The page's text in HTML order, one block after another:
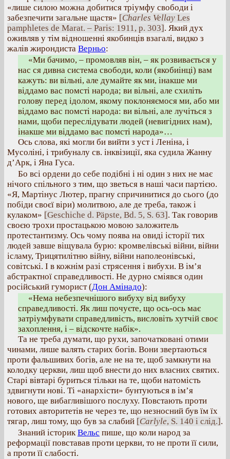
«лише силою можна добитися тріумфу свободи і
забезпечити загальне щастя» [Charles Vellay Les
pamphletes de Marat. – Paris: 1911, p. 303]. Який дух
оживляв у тім відношенні якобинців взагалі, видко з
жалів жирондиста Верньо:
«Ми бачимо, – промовляв він, – як розвивається у
нас ся дивна система свободи, коли (якобиінці) вам
кажуть: ви вільні, але думайте як ми, інакше ми
віддамо вас помсті народа; ви вільні, але схиліть
голову перед ідолом, якому поклоняємося ми, або ми
віддамо вас помсті народа: ви вільні, але лучіться з
нами, щоби переслідувати людей (невигідних нам),
інакше ми віддамо вас помсті народа»…
Ось слова, які могли би вийти з уст і Леніна, і
Мусоліні, і трибуналу св. інквізиції, яка судила Жанну
д’Арк, і Яна Гуса.
Бо всі ордени до себе подібні і ні один з них не має
нічого спільного з тим, що зветься в наші часи партією.
«Я, Мартінус Лютер, прагну спричинитися до сього (до
побіди своєї віри) молитвою, але де треба, також і
кулаком» [Geschiche d. Päpste, Bd. 5, S. 63]. Так говорив
своєю трохи простацькою мовою заложитель
протестантизму. Ось чому поява на овиді історії тих
людей завше віщувала бурю: кромвелівські війни, війни
ісламу, Трицятилітню війну, війни наполеонівські,
совітські. І в кожнім разі стрясення і вибухи. В ім’я
абстрактної справедливості. Не дурно сміявся один
російський гуморист (Дон Амінадо):
«Нема небезпечнішого вибуху від вибуху
справедливості. Як лиш почуєте, що ось-ось має
затріумфувати справедливість, висловіть хутчій своє
захоплення, і – відскочте набік».
Та не треба думати, що рухи, започатковані отими
чинами, лише валять старих богів. Вони звертаються
проти фальшивих богів, але не на те, щоб замкнути на
колодку церкви, лиш щоб внести до них власних святих.
Старі вівтарі буриться тільки на те, щоби натомість
здвигнути нові. Ті «анархісти» бунтуються в ім’я
нового, ще вибагливішого послуху. Повстають проти
готових авторитетів не через те, що незносний був їм їх
тягар, лиш тому, що був за слабий [Carlyle, S. 140 i слід.].
Знаний історикВельс пише, що коли народ за
реформації повставав проти церкви, то не проти її сили,
а проти її слабості.